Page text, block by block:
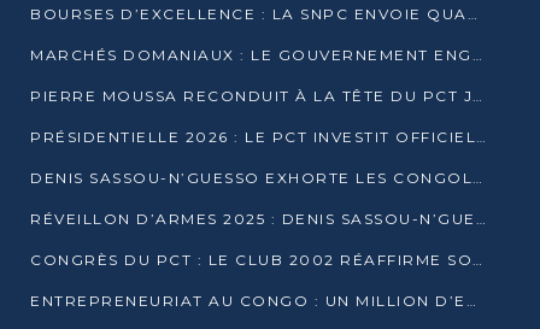
BOURSES D’EXCELLENCE : LA SNPC ENVOIE QUATRE NOUVEAUX TALENTS CONGOLAIS SE FORMER À BAKOU
MARCHÉS DOMANIAUX : LE GOUVERNEMENT ENGAGE LA STRUCTURATION DES TAXES D’ASSAINISSEMENT
PIERRE MOUSSA RECONDUIT À LA TÊTE DU PCT JUSQU’EN 2031
PRÉSIDENTIELLE 2026 : LE PCT INVESTIT OFFICIELLEMENT DENIS SASSOU NGUESSO
DENIS SASSOU-N’GUESSO EXHORTE LES CONGOLAIS À L’UNITÉ ET AU FAIR-PLAY DÉMOCRATIQUE EN 2026
RÉVEILLON D’ARMES 2025 : DENIS SASSOU-N’GUESSO GARANTIT DES ÉLECTIONS 2026 PAISIBLES ET SÉCURISÉES
CONGRÈS DU PCT : LE CLUB 2002 RÉAFFIRME SON SOUTIEN À DENIS SASSOU-N’GUESSO POUR 2026
ENTREPRENEURIAT AU CONGO : UN MILLION D’EUROS POUR FINANCER LES STARTUPS DÈS 2026